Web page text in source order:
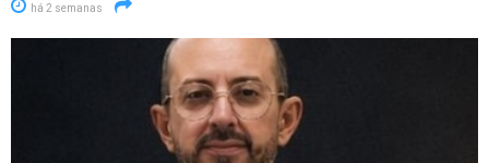
há 2 semanas